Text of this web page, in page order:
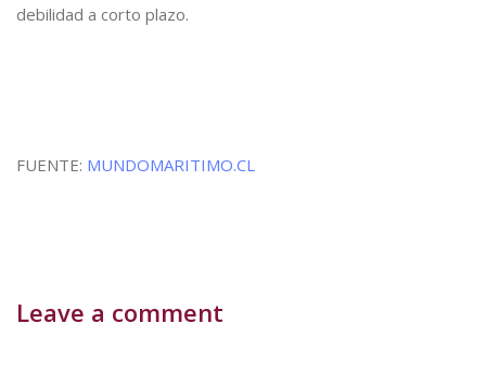
debilidad a corto plazo.
FUENTE: MUNDOMARITIMO.CL
Leave a comment